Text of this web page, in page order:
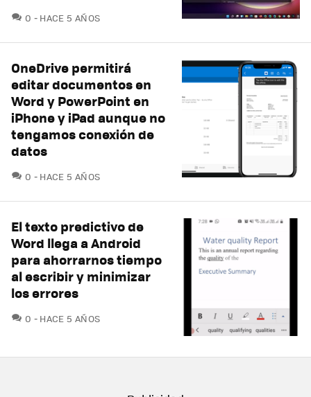
0 COMENTARIOS
HACE 5 AÑOS
OneDrive permitirá
editar documentos en
Word y PowerPoint en
iPhone y iPad aunque no
tengamos conexión de
datos
0 COMENTARIOS
HACE 5 AÑOS
El texto predictivo de
Word llega a Android
para ahorrarnos tiempo
al escribir y minimizar
los errores
0 COMENTARIOS
HACE 5 AÑOS